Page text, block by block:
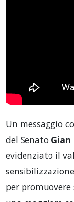
Un messaggio
del Senato
evidenziato il
per